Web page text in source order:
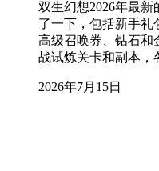
双生幻想2026年最
了一下，包括新手礼
高级召唤券、钻石和
战试炼关卡和副本
2026年7月15日